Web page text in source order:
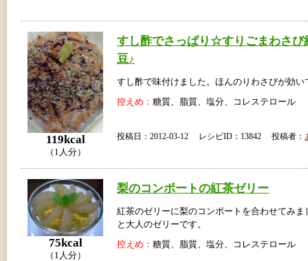
119kcal
（1人分）
すし酢でさっぱり☆すりごまわさび
豆♪
すし酢で味付けました。ほんのりわさびが効い
控えめ： 糖質、脂質、塩分、コレステロール
投稿日：2012-03-12 レシピID：13842 投稿者：
75kcal
（1人分）
梨のコンポートの紅茶ゼリー
紅茶のゼリーに梨のコンポートを合わせてみま
と大人のゼリーです。
控えめ： 糖質、脂質、塩分、コレステロール